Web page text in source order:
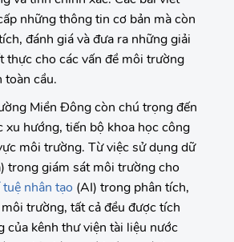
những thông tin cơ bản mà còn
đánh giá và đưa ra những giải
thực cho các vấn đề môi trường
toàn cầu.
Miền Đông còn chú trọng đến
xu hướng, tiến bộ khoa học công
môi trường. Từ việc sử dụng dữ
trong giám sát môi trường cho
nhân tạo (AI) trong phân tích,
trường, tất cả đều được tích
của kênh thư viện tài liệu nước